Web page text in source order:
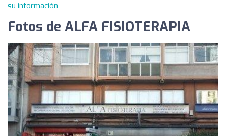
su información
Fotos de ALFA FISIOTERAPIA